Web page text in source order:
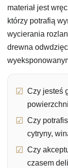
materiał jest
którzy potrafią
wycierania
drewna
Czy jesteś
Czy
cytryny,
Czy
czasem